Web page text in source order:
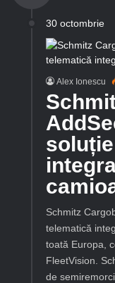
30 octombrie
Alex Ionescu
Schmitz
telematică
toată Europa,
FleetVision.
de